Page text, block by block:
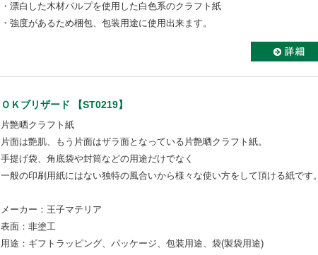
・漂白した木材パルプを使用した白色系のクラフト紙
・強度があるため梱包、包装用途に使用出来ます。
ＯＫブリザード 【ST0219】
片艶晒クラフト紙
片面は艶肌、もう片面はザラ面となっている片艶晒クラフト紙。
手提げ袋、角底袋や封筒などの用途だけでなく
一般の印刷用紙にはない独特の風合いから様々な使い方をして頂ける紙です。
メーカー：王子マテリア
表面：非塗工
用途：ギフトラッピング、パッケージ、包装用途、袋(製袋用途)